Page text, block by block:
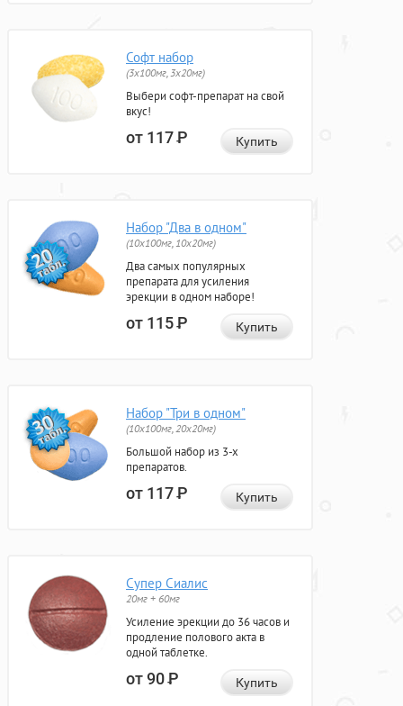
Софт набор
(3x100мг, 3x20мг)
Выбери софт-препарат на свой
вкус!
от 117Р Купить
Набор "Два в одном"
(10x100мг, 10x20мг)
Два самых популярных
препарата для усиления
эрекции в одном наборе!
от 115Р Купить
Набор "Три в одном"
(10x100мг, 20x20мг)
Большой набор из 3-х
препаратов.
от 117Р Купить
Супер Сиалис
20мг + 60мг
Усиление эрекции до 36 часов и
продление полового акта в
одной таблетке.
от 90Р Купить